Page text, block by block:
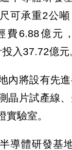
可承重2公
費6.88億元
入37.72億元
內將設有先
晶片試產線
實驗室。
導體研發基